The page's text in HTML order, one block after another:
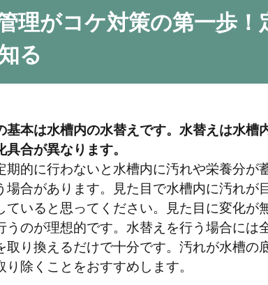
注意点
グロッソスティグマは緑の絨毯を作り出せる水草
十分であれば横に這って成長し...
理がコケ対策の第一歩！
る
基本は水槽内の水替えです。水替えは水槽
合が異なります。
期的に行わないと水槽内に汚れや栄養分が
場合があります。見た目で水槽内に汚れが
ていると思ってください。見た目に変化が
うのが理想的です。水替えを行う場合には
取り換えるだけで十分です。汚れが水槽の
除くことをおすすめします。